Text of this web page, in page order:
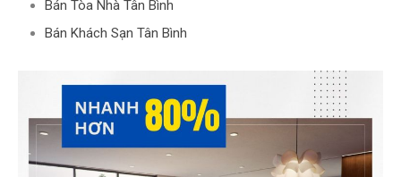
Bán Tòa Nhà Tân Bình
Bán Khách Sạn Tân Bình